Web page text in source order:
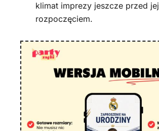
klimat imprezy jeszcze przed jej
rozpoczęciem.